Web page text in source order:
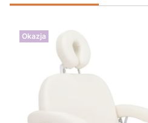
Okazja